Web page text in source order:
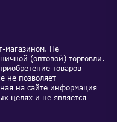
магазином. Не
(оптовой) торговли.
товаров
не позволяет
на сайте информация
целях и не является